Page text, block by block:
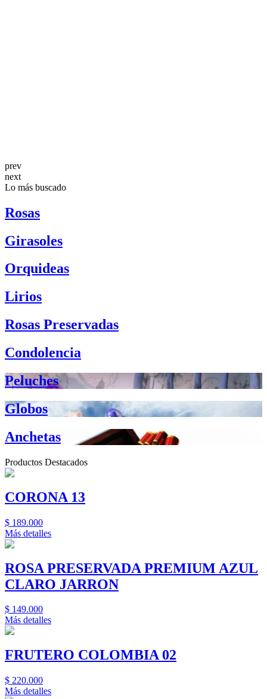
prev
next
Lo más buscado
Rosas
Girasoles
Orquideas
Lirios
Rosas Preservadas
Condolencia
Peluches
Globos
Anchetas
Productos Destacados
CORONA 13
$ 189.000
Más detalles
ROSA PRESERVADA PREMIUM AZUL
CLARO JARRON
$ 149.000
Más detalles
FRUTERO COLOMBIA 02
$ 220.000
Más detalles